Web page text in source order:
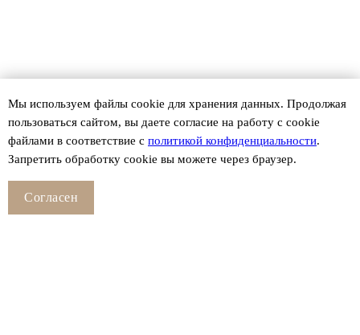
Мы используем файлы сookie для хранения данных. Продолжая
пользоваться сайтом, вы даете согласие на работу с cookie
файлами в соответствие с политикой конфиденциальности.
Запретить обработку cookie вы можете через браузер.
Согласен